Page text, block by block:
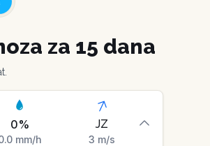
za 15 dana
0%
mm/h
JZ
3 m/s